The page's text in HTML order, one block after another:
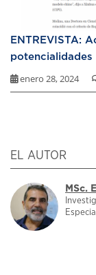
ENTREVISTA:
potencialidades
enero 28, 2024
EL AUTOR
MSc.